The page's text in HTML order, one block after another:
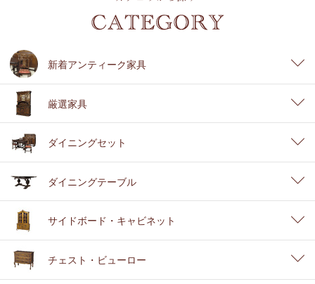
新着アンティーク家具
厳選家具
ダイニングセット
ダイニングテーブル
サイドボード・キャビネット
チェスト・ビューロー